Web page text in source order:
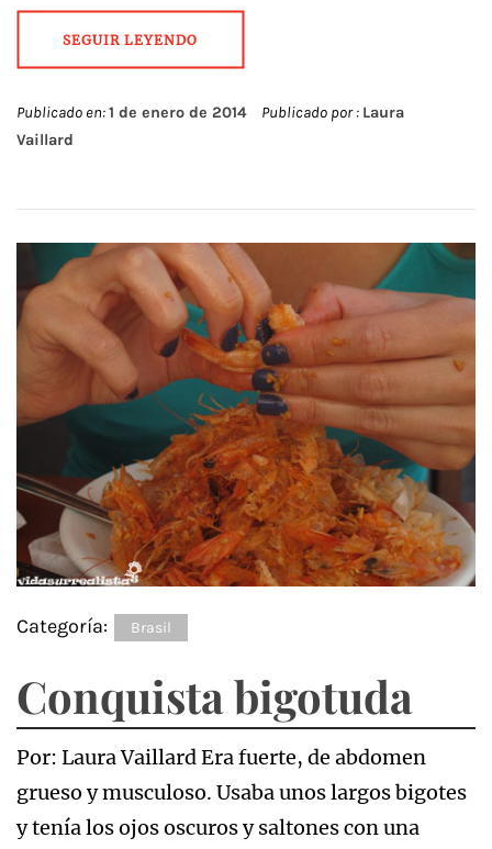
SEGUIR LEYENDO
Publicado en:1 de enero de 2014 Publicado por : Laura
Vaillard
Categoría: Brasil
Conquista bigotuda
Por: Laura Vaillard Era fuerte, de abdomen
grueso y musculoso. Usaba unos largos bigotes
y tenía los ojos oscuros y saltones con una